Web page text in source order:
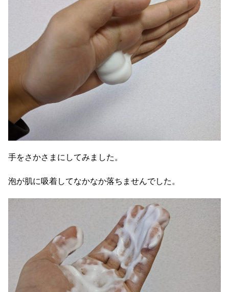
手をさかさまにしてみました。
泡が肌に吸着してなかなか落ちませんでした。